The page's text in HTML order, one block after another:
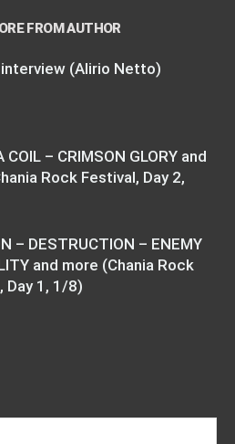
FROM AUTHOR
interview (Alirio Netto)
COIL – CRIMSON GLORY and
Rock Festival, Day 2,
– DESTRUCTION – ENEMY
and more (Chania Rock
Day 1, 1/8)